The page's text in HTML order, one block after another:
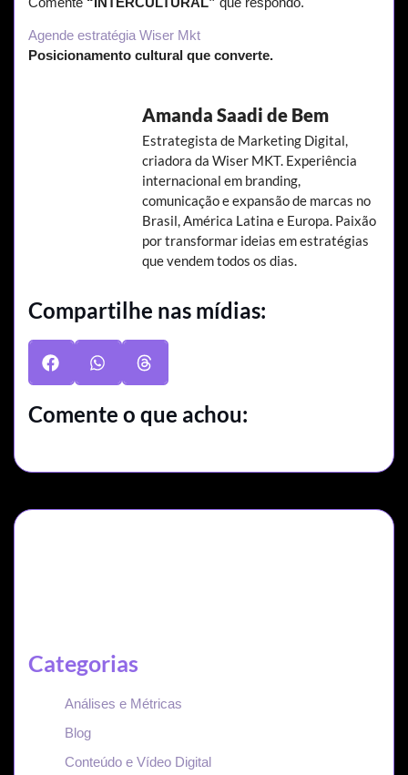
Agende estratégia Wiser Mkt
Posicionamento cultural que converte.
Amanda Saadi de Bem
Estrategista de Marketing Digital,
criadora da Wiser MKT. Experiência
internacional em branding,
comunicação e expansão de marcas no
Brasil, América Latina e Europa. Paixão
por transformar ideias em estratégias
que vendem todos os dias.
Compartilhe nas mídias:
Comente o que achou:
Categorias
Análises e Métricas
Blog
Conteúdo e Vídeo Digital